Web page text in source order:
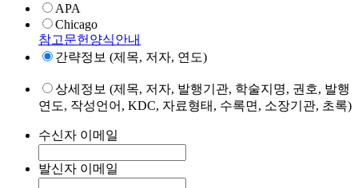
APA
Chicago
참고문헌양식안내
간략정보 (제목, 저자, 연도)
상세정보 (제목, 저자, 발행기관, 학술지명, 권호, 발행
연도, 작성언어, KDC, 자료형태, 수록면, 소장기관, 초록)
수신자 이메일
발신자 이메일